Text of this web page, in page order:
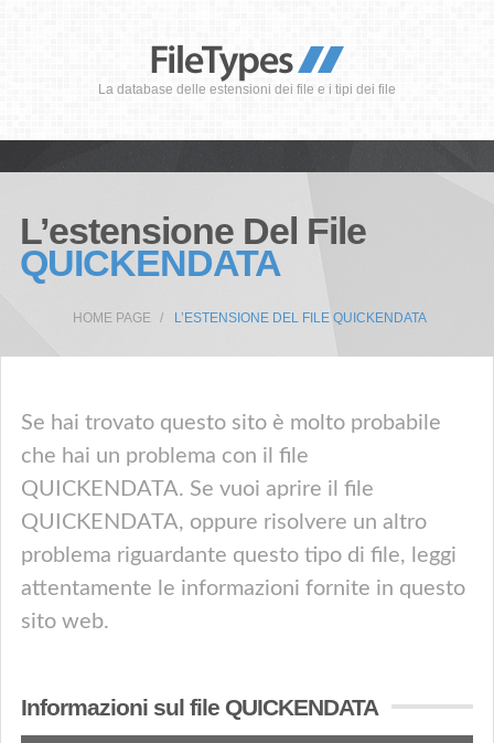
La database delle estensioni dei file e i tipi dei file
L’estensione Del File
QUICKENDATA
HOME PAGE L’ESTENSIONE DEL FILE QUICKENDATA
Se hai trovato questo sito è molto probabile
che hai un problema con il file
QUICKENDATA. Se vuoi aprire il file
QUICKENDATA, oppure risolvere un altro
problema riguardante questo tipo di file, leggi
attentamente le informazioni fornite in questo
sito web.
Informazioni sul file QUICKENDATA